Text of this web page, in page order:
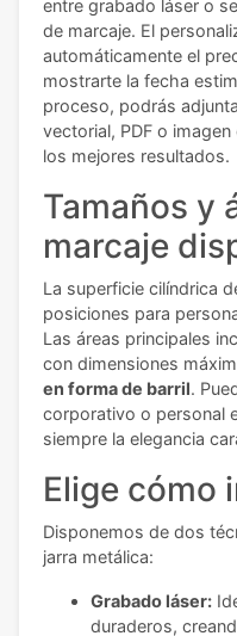
entre grabado láser o
de marcaje. El
automáticamente el
mostrarte la fecha
proceso, podrás
vectorial, PDF o
los mejores resultados.
Tamaños y
marcaje
La superficie cilíndrica
posiciones para
Las áreas principales
con dimensiones
en forma de barril.
corporativo o personal
siempre la elegancia
Elige cómo
Disponemos de dos
jarra metálica:
Grabado láser:
duraderos,